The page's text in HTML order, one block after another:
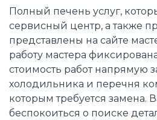
Полный печень услуг,
сервисный центр, а также
представлены на сайте
работу мастера
стоимость работ напрямую
холодильника и перечня
которым требуется замена.
беспокоиться о поиске